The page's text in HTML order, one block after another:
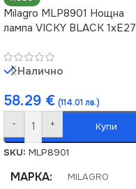
Milagro MLP8901 Нощна
лампа VICKY BLACK 1xE27
Налично
58.29 € (114.01 лв.)
- + Купи
SKU: MLP8901
МАРКА MILAGRO